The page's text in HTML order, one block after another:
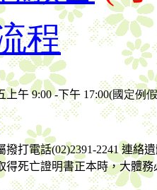
程
上午9:00 -下午 17:00(國定例
撥打電話(02)2391-2241連絡
死亡證明書正本時，大體務